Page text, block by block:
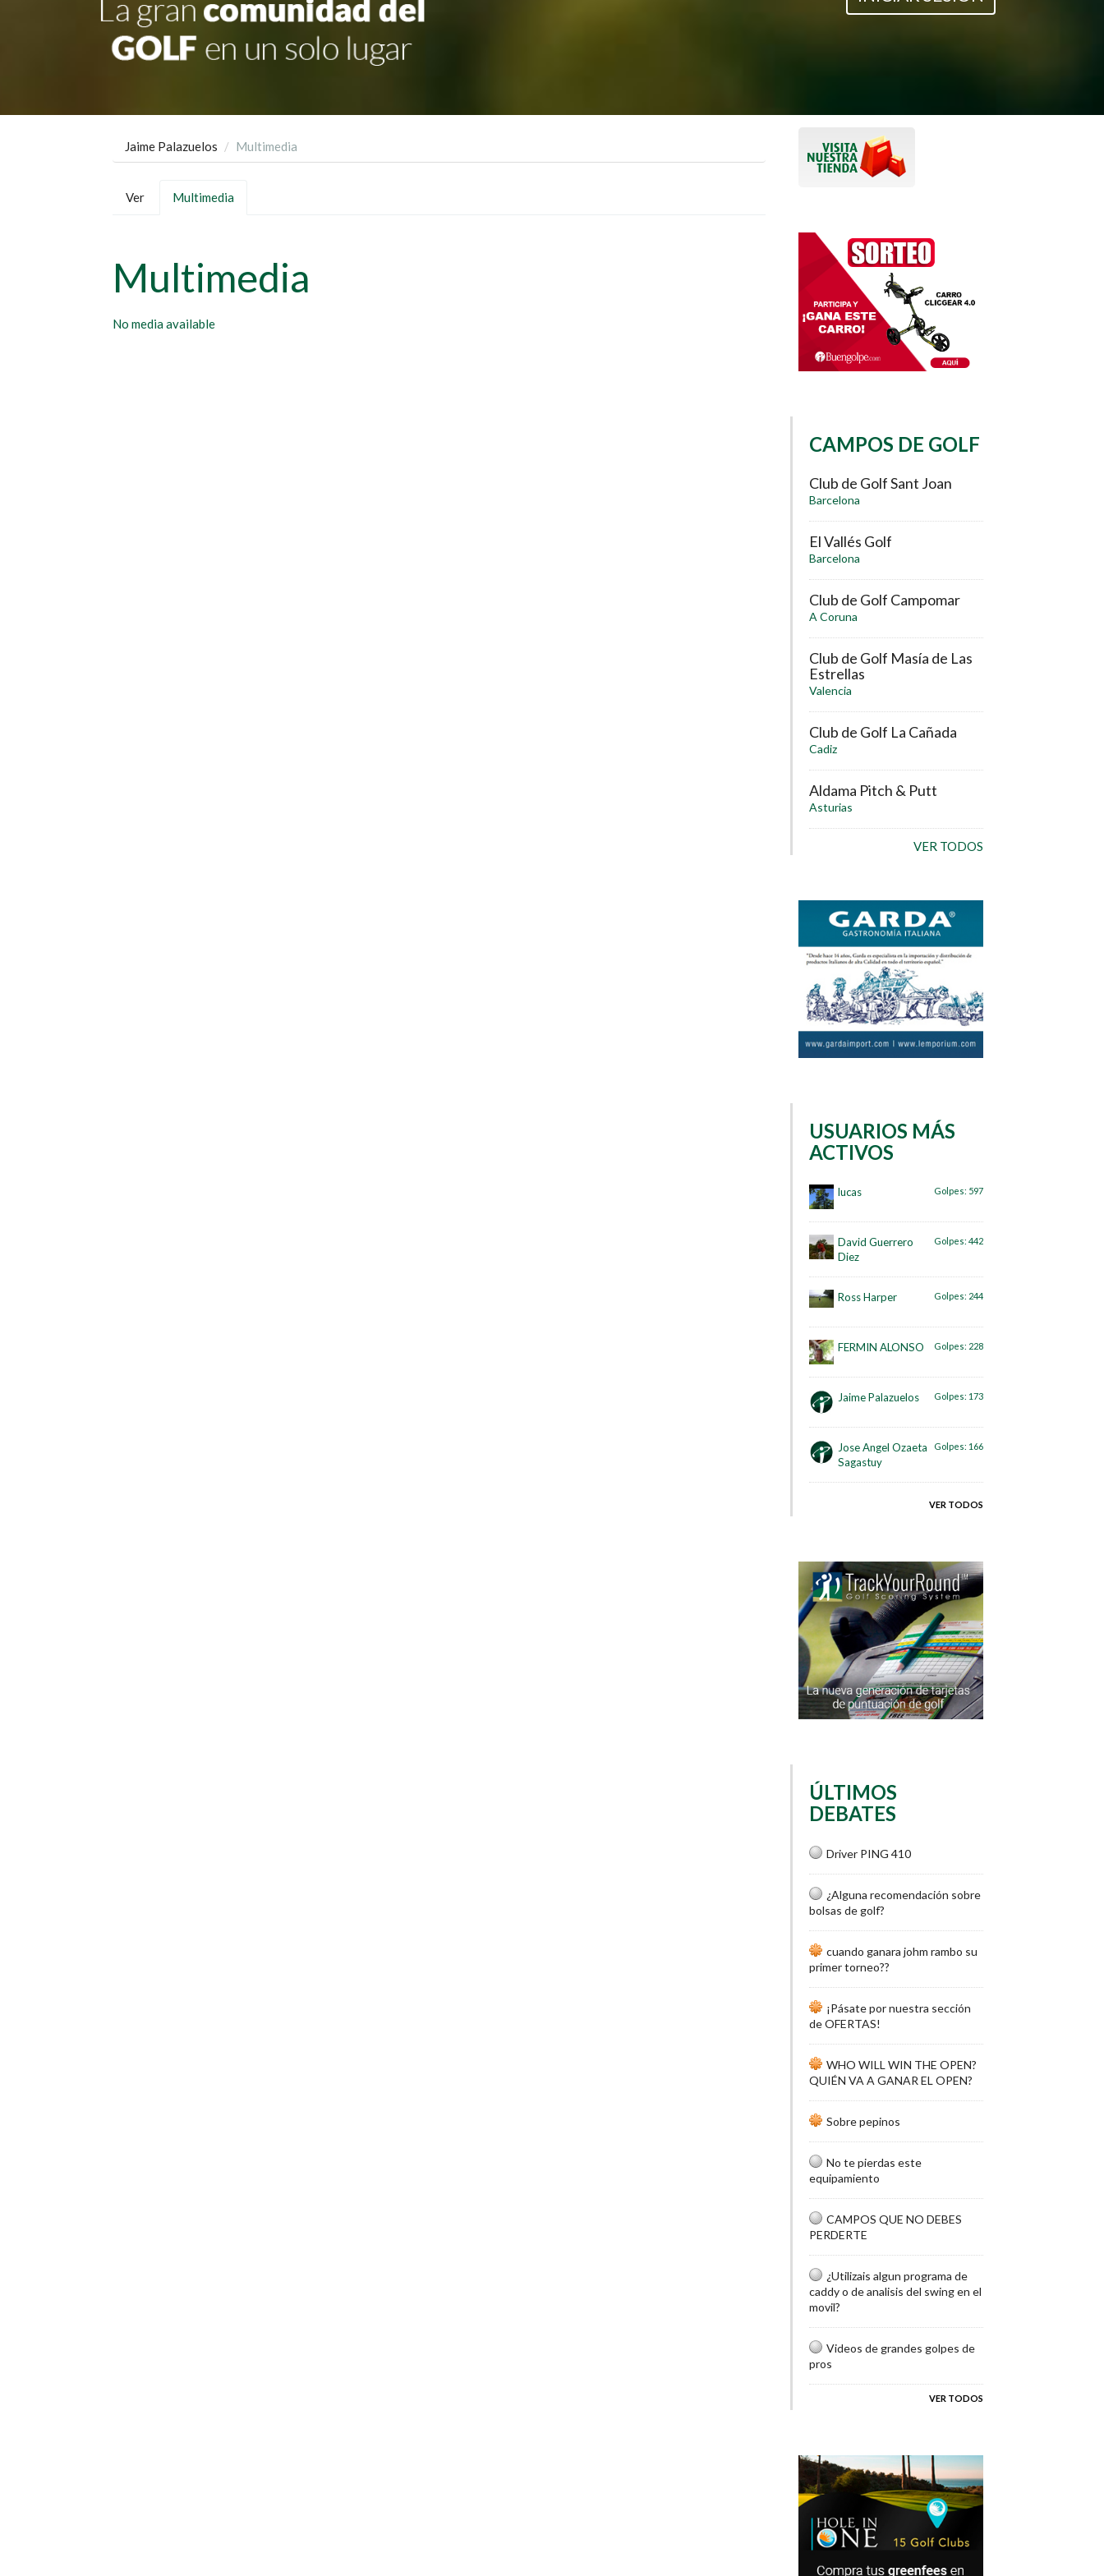
Jaime Palazuelos Multimedia
Solapas
Ver Multimedia
Multimedia
No media available
CAMPOS DE GOLF
Club de Golf Sant Joan
Barcelona
El Vallés Golf
Barcelona
Club de Golf Campomar
A Coruna
Club de Golf Masía de Las
Estrellas
Valencia
Club de Golf La Cañada
Cadiz
Aldama Pitch & Putt
Asturias
VER TODOS
USUARIOS MÁS
ACTIVOS
lucas Golpes: 597
David Guerrero
Diez
Golpes: 442
Ross Harper Golpes: 244
FERMIN ALONSO Golpes: 228
Jaime Palazuelos Golpes: 173
Jose Angel Ozaeta
Sagastuy
Golpes: 166
VER TODOS
ÚLTIMOS
DEBATES
Driver PING 410
¿Alguna recomendación sobre
bolsas de golf?
cuando ganara johm rambo su
primer torneo??
¡Pásate por nuestra sección
de OFERTAS!
WHO WILL WIN THE OPEN?
QUIÉN VA A GANAR EL OPEN?
Sobre pepinos
No te pierdas este
equipamiento
CAMPOS QUE NO DEBES
PERDERTE
¿Utilizais algun programa de
caddy o de analisis del swing en el
movil?
Videos de grandes golpes de
pros
VER TODOS